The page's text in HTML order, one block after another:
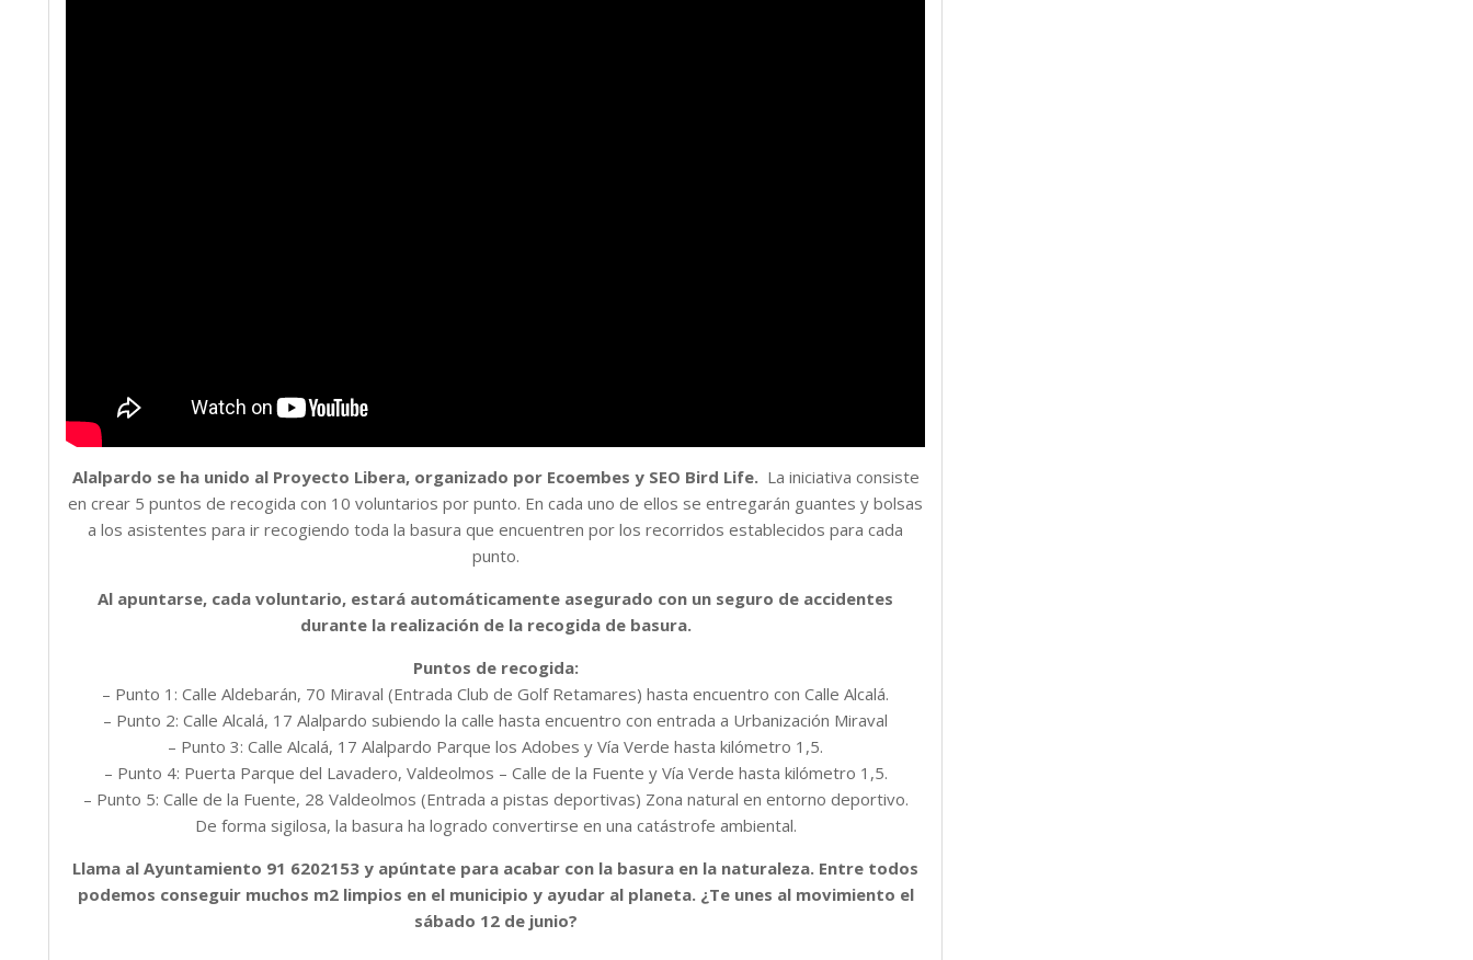
Alalpardo se ha unido al Proyecto Libera, organizado por Ecoembes y SEO Bird Life.La iniciativa consiste
en crear 5 puntos de recogida con 10 voluntarios por punto. En cada uno de ellos se entregarán guantes y bolsas
a los asistentes para ir recogiendo toda la basura que encuentren por los recorridos establecidos para cada
punto.
Al apuntarse, cada voluntario, estará automáticamente asegurado con un seguro de accidentes
durante la realización de la recogida de basura.
Puntos de recogida:
– Punto 1: Calle Aldebarán, 70 Miraval (Entrada Club de Golf Retamares) hasta encuentro con Calle Alcalá.
– Punto 2: Calle Alcalá, 17 Alalpardo subiendo la calle hasta encuentro con entrada a Urbanización Miraval
– Punto 3: Calle Alcalá, 17 Alalpardo Parque los Adobes y Vía Verde hasta kilómetro 1,5.
– Punto 4: Puerta Parque del Lavadero, Valdeolmos – Calle de la Fuente y Vía Verde hasta kilómetro 1,5.
– Punto 5: Calle de la Fuente, 28 Valdeolmos (Entrada a pistas deportivas) Zona natural en entorno deportivo.
De forma sigilosa, la basura ha logrado convertirse en una catástrofe ambiental.
Llama al Ayuntamiento 91 6202153 y apúntate para acabar con la basura en la naturaleza. Entre todos
podemos conseguir muchos m2 limpios en el municipio y ayudar al planeta. ¿Te unes al movimiento el
sábado 12 de junio?